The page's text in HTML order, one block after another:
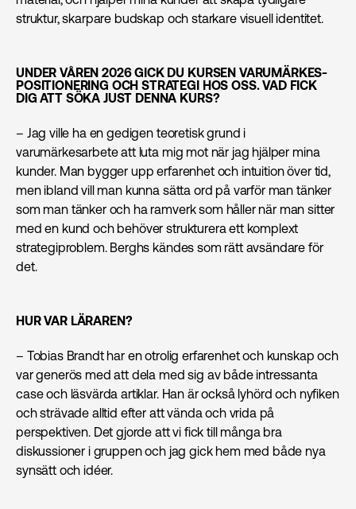
struktur, skarpare budskap och starkare visuell identitet.
UNDER VÅREN 2026 GICK DU KURSEN VARUMÄRKES­
POSITIONERING OCH STRATEGI HOS OSS. VAD FICK
DIG ATT SÖKA JUST DENNA KURS?
– Jag ville ha en gedigen teoretisk grund i
varumärkesarbete att luta mig mot när jag hjälper mina
kunder. Man bygger upp erfarenhet och intuition över tid,
men ibland vill man kunna sätta ord på varför man tänker
som man tänker och ha ramverk som håller när man sitter
med en kund och behöver strukturera ett komplext
strategiproblem. Berghs kändes som rätt avsändare för
det.
HUR VAR LÄRAREN?
– Tobias Brandt har en otrolig erfarenhet och kunskap och
var generös med att dela med sig av både intressanta
case och läsvärda artiklar. Han är också lyhörd och nyfiken
och strävade alltid efter att vända och vrida på
perspektiven. Det gjorde att vi fick till många bra
diskussioner i gruppen och jag gick hem med både nya
synsätt och idéer.